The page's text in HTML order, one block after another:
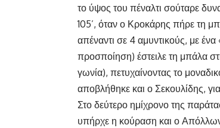
το ύψος του πέναλτι σούταρε
105’, όταν ο Κροκάρης πήρε τη
απέναντι σε 4 αμυντικούς, με
προσποίηση) έστειλε τη μπάλα
γωνία), πετυχαίνοντας το
αποβλήθηκε και ο Σεκουλίδης,
Στο δεύτερο ημίχρονο της
υπήρχε η κούραση και ο